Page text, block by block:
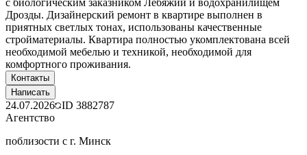
Дрозды. Дизайнерский ремонт в квартире выполнен в
приятных светлых тонах, использованы качественные
стройматериалы. Квартира полностью укомплектована всей
необходимой мебелью и техникой, необходимой для
комфортного проживания.
Контакты
Написать
24.07.2026 ID 3882787
Агентство
поблизости с г. Минск